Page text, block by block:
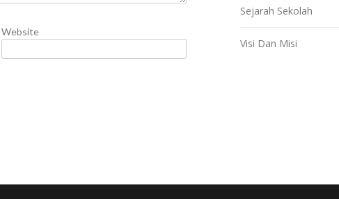
Website
Sejarah Sekolah
Visi Dan Misi